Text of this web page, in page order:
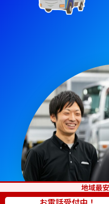
地域最